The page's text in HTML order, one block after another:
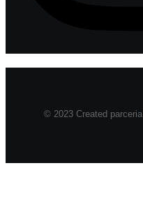
© 2023 Created parceria